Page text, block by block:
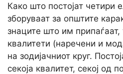
Како што постојат четири
зборуваат за општите
знаците што им
квалитети (наречени и
на зодијачниот круг.
секоја квалитет, секој од